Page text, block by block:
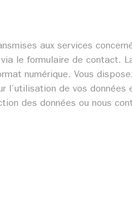
aux services
le formulaire de contact.
numérique. Vous
de vos
des données ou nous